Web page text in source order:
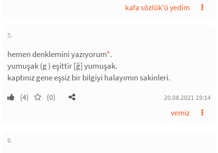
kafa sözlük'ü yedim
5.
hemen denklemini yazıyorum*.
yumuşak (g ) eşittir [ğ] yumuşak.
kaptınız gene eşsiz bir bilgiyi halayımın sakinleri.
(4) (0) 20.08.2021 19:14
vemiz
6.